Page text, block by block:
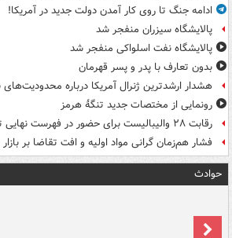
ادامه جنگ تا روی کار آمدن دولت جدید در آمریکا!
پالایشگاه سیزران منفجر شد
پالایشگاه نفت اسلواکی منفجر شد
بدون تعارف با پدر و پسر قهرمان
هشدار ارشدترین ژنرال آمریکا درباره محدودیت‌های
رونمایی از مختصات جدید تنگۀ هرمز
رقابت ۲۸ والیبالیست برای حضور در فهرست نهایی تیم ملی
فشار هم‌زمان گرانی مواد اولیه و افت تقاضا بر
حوادث